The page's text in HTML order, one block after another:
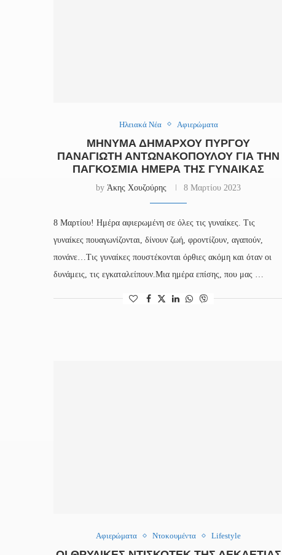
Ηλειακά Νέα Αφιερώματα
ΜΉΝΥΜΑ ΔΗΜΆΡΧΟΥ ΠΎΡΓΟΥ
ΠΑΝΑΓΙΏΤΗ ΑΝΤΩΝΑΚΌΠΟΥΛΟΥ ΓΙΑ ΤΗΝ
ΠΑΓΚΌΣΜΙΑ ΗΜΈΡΑ ΤΗΣ ΓΥΝΑΊΚΑΣ
byΆκης Χουζούρης 8 Μαρτίου 2023
8 Μαρτίου! Ημέρα αφιερωμένη σε όλες τις γυναίκες. Τις
γυναίκες πουαγωνίζονται, δίνουν ζωή, φροντίζουν, αγαπούν,
πονάνε…Τις γυναίκες πουστέκονται όρθιες ακόμη και όταν οι
δυνάμεις, τις εγκαταλείπουν.Μια ημέρα επίσης, που μας …
Αφιερώματα Ντοκουμέντα Lifestyle